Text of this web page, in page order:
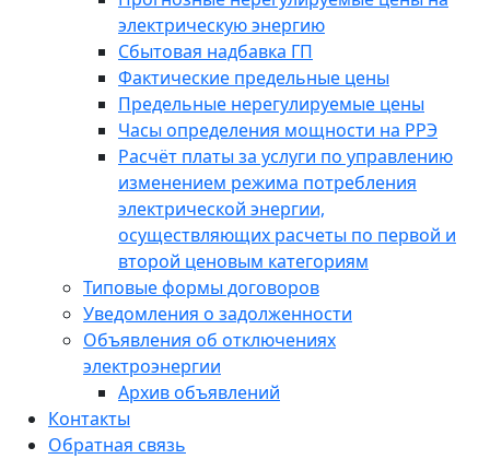
электрическую энергию
Сбытовая надбавка ГП
Фактические предельные цены
Предельные нерегулируемые цены
Часы определения мощности на РРЭ
Расчёт платы за услуги по управлению
изменением режима потребления
электрической энергии,
осуществляющих расчеты по первой и
второй ценовым категориям
Типовые формы договоров
Уведомления о задолженности
Объявления об отключениях
электроэнергии
Архив объявлений
Контакты
Обратная связь